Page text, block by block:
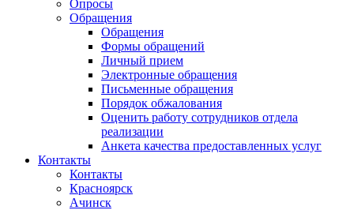
Опросы
Обращения
Обращения
Формы обращений
Личный прием
Электронные обращения
Письменные обращения
Порядок обжалования
Оценить работу сотрудников отдела
реализации
Анкета качества предоставленных услуг
Контакты
Контакты
Красноярск
Ачинск